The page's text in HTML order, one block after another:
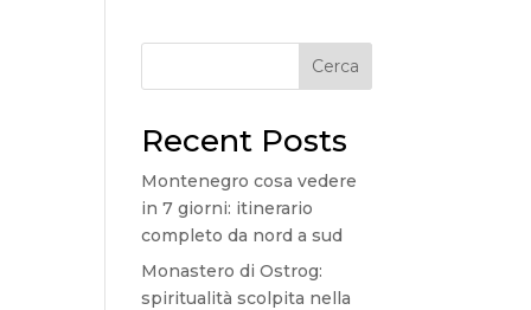
Cerca
Recent Posts
Montenegro cosa vedere
in 7 giorni: itinerario
completo da nord a sud
Monastero di Ostrog:
spiritualità scolpita nella